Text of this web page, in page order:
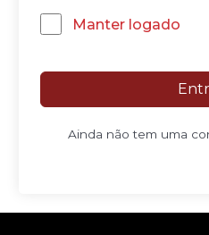
Manter logado
Ainda não tem uma